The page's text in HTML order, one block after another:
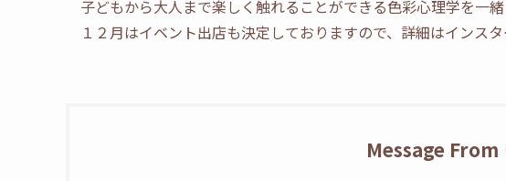
子どもから大人まで楽しく触れることができる色彩心理学を一
１２月はイベント出店も決定しておりますので、詳細はインス
Message From